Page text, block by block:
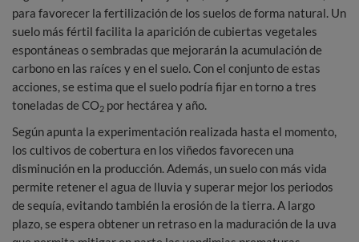
para favorecer la fertilización de los suelos de forma natural. Un
suelo más fértil facilita la aparición de cubiertas vegetales
espontáneas o sembradas que mejorarán la acumulación de
carbono en las raíces y en el suelo. Con el conjunto de estas
acciones, se estima que el suelo podría fijar en torno a tres
toneladas de CO2 por hectárea y año.
Según apunta la experimentación realizada hasta el momento,
los cultivos de cobertura en los viñedos favorecen una
disminución en la producción. Además, un suelo con más vida
permite retener el agua de lluvia y superar mejor los periodos
de sequía, evitando también la erosión de la tierra. A largo
plazo, se espera obtener un retraso en la maduración de la uva